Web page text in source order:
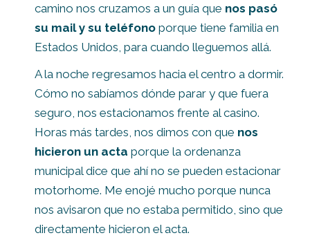
camino nos cruzamos a un guía que nos pasó
su mail y su teléfono porque tiene familia en
Estados Unidos, para cuando lleguemos allá.
A la noche regresamos hacia el centro a dormir.
Cómo no sabíamos dónde parar y que fuera
seguro, nos estacionamos frente al casino.
Horas más tardes, nos dimos con que nos
hicieron un acta porque la ordenanza
municipal dice que ahí no se pueden estacionar
motorhome. Me enojé mucho porque nunca
nos avisaron que no estaba permitido, sino que
directamente hicieron el acta.